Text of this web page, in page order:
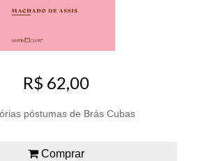
R$ 62,00
póstumas de Brás Cubas
Comprar